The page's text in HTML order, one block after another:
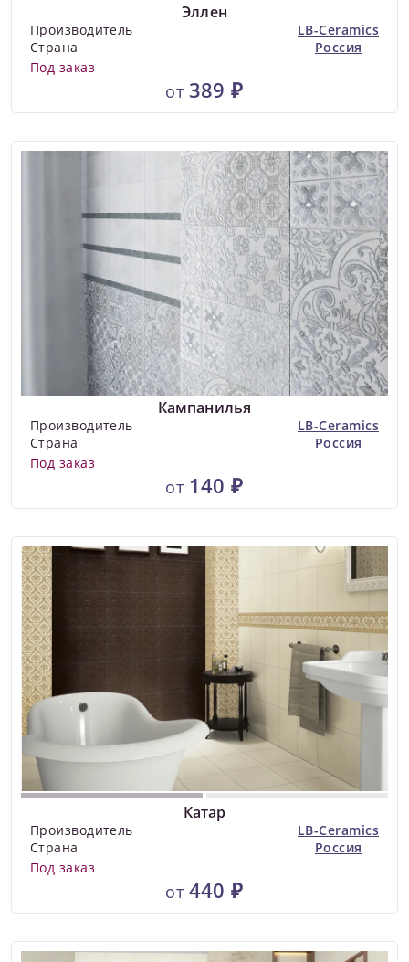
Эллен
Производитель
LB-Ceramics
Страна
Россия
Под заказ
от 389 ₽
Кампанилья
Производитель
LB-Ceramics
Страна
Россия
Под заказ
от 140 ₽
Катар
Производитель
LB-Ceramics
Страна
Россия
Под заказ
от 440 ₽